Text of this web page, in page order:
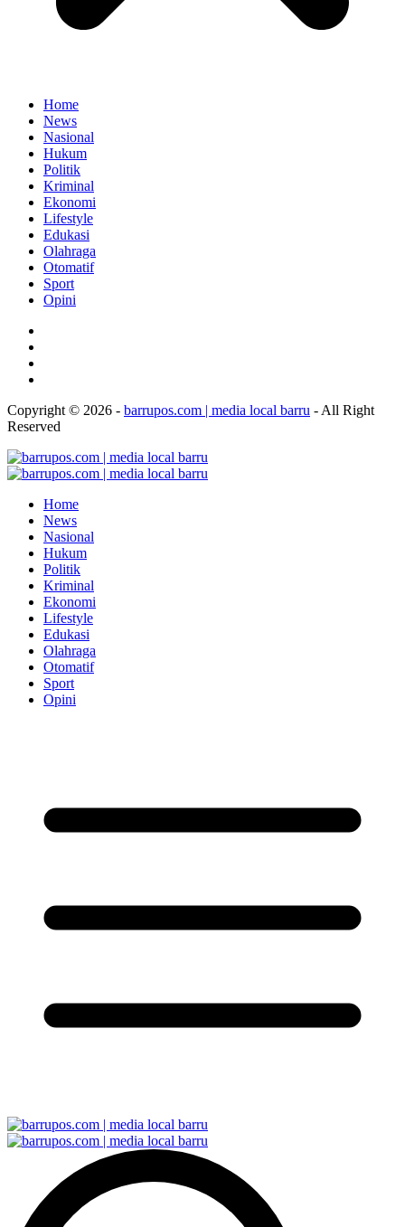
Home
News
Nasional
Hukum
Politik
Kriminal
Ekonomi
Lifestyle
Edukasi
Olahraga
Otomatif
Sport
Opini
Copyright © 2026 - barrupos.com | media local barru - All Right
Reserved
Home
News
Nasional
Hukum
Politik
Kriminal
Ekonomi
Lifestyle
Edukasi
Olahraga
Otomatif
Sport
Opini